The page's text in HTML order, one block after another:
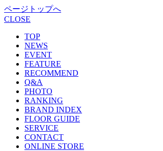
ページトップへ
CLOSE
TOP
NEWS
EVENT
FEATURE
RECOMMEND
Q&A
PHOTO
RANKING
BRAND INDEX
FLOOR GUIDE
SERVICE
CONTACT
ONLINE STORE